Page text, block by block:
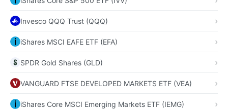
Invesco QQQ Trust (QQQ)
iShares MSCI EAFE ETF (EFA)
SPDR Gold Shares (GLD)
VANGUARD FTSE DEVELOPED MARKETS ETF (VEA)
iShares Core MSCI Emerging Markets ETF (IEMG)